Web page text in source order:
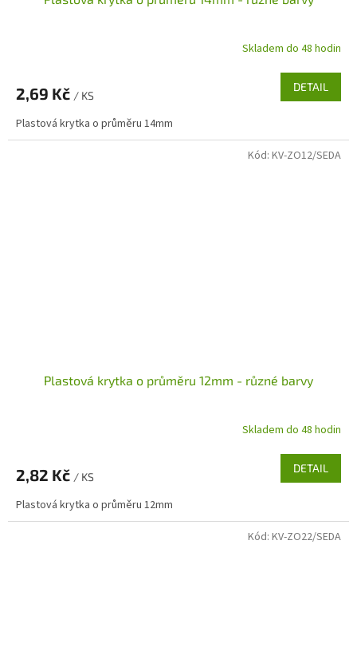
Skladem do 48 hodin
2,69 Kč / KS
DETAIL
Plastová krytka o průměru 14mm
Plastová krytka o průměru 12mm - různé barvy
Skladem do 48 hodin
2,82 Kč / KS
DETAIL
Plastová krytka o průměru 12mm
Kód: KV-ZO12/SEDA
Kód: KV-ZO22/SEDA